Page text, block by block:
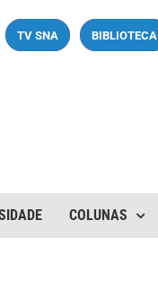
TV SNA BIBLIOTECA
COLUNAS